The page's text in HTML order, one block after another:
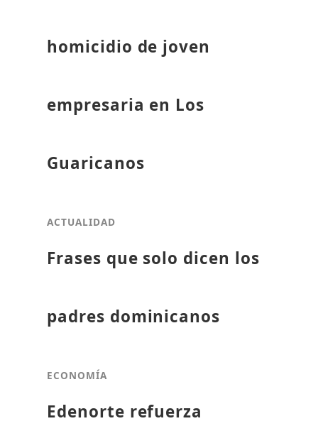
homicidio de joven
empresaria en Los
Guaricanos
ACTUALIDAD
Frases que solo dicen los
padres dominicanos
ECONOMÍA
Edenorte refuerza